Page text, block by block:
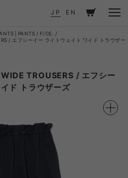
JP EN
PANTS
F/CE.
/ エフシーイー ライトウェイト ワイド トラウザー
TROUSERS / エフシー
ド トラウザーズ